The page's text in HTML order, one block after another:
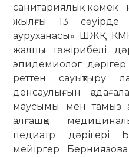
санитариялық
жылғы 13 сәуірде
ауруханасы» ШЖҚ
жалпы тәжірибелі
эпидемиолог
реттен сауықтыру
денсаулығын
маусымы мен тамыз
алғашқы
педиатр дәрігері
мейіргер